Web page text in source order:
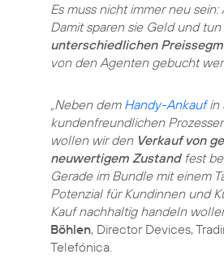
Es muss nicht immer neu
Damit sparen sie Geld und
unterschiedlichen
von den Agenten gebucht
„Neben dem Handy-Ankaufin
kundenfreundlichen
wollen wir den Verkauf von
neuwertigem Zustandfest
Gerade im Bundle mit einem
Potenzial für Kundinnen und
Kauf nachhaltig handeln
Böhlen, Director Devices,
Telefónica.